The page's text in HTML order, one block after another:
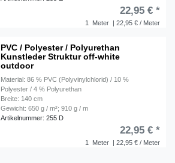
1 Meter | 22,95 € / Meter
22,95 € *
PVC / Polyester / Polyurethan
Kunstleder Struktur off-white
outdoor
Material: 86 % PVC (Polyvinylchlorid) / 10 %
Polyester / 4 % Polyurethan
Breite: 140 cm
Gewicht: 650 g / m²; 910 g / m
Artikelnummer: 255 D
1 Meter | 22,95 € / Meter
22,95 € *